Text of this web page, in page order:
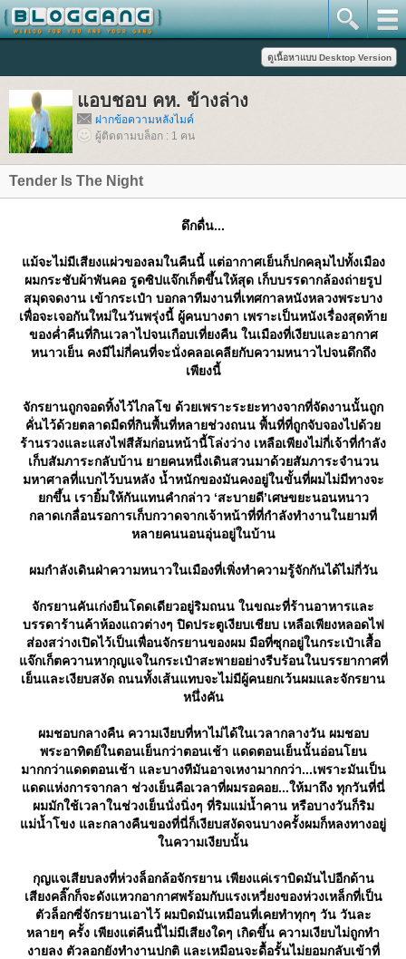
อบชอบ คห. ข้างล่าง
ฝากข้อความหลังไมค์
ผู้ติดตามบล็อก : 1 คน
Tender Is The Night
ดึกดื่น...
ม้จะไม่มีเสียงแผ่วของลมในคืนนี้ แต่อากาศเย็นก็ปกคลุมไปทั้งเมือง
ผมกระชับผ้าพันคอ รูดซิปแจ๊กเก็ตขึ้นให้สุด เก็บบรรดากล้องถ่ายรูป
สมุดจดงาน เข้ากระเป๋า บอกลาทีมงานที่เทศกาลหนังหลวงพระบาง
เพื่อจะเจอกันใหม่ในวันพรุ่งนี้ ผู้คนบางตา เพราะเป็นหนังเรื่องสุดท้า
ของค่ำคืนที่กินเวลาไปจนเกือบเที่ยงคืน ในเมืองที่เงียบและอากาศ
หนาวเย็น คงมีไม่กี่คนที่จะนั่งคลอเคลียกับความหนาวไปจนดึกถึง
เพียงนี้
จักรยานถูกจอดทิ้งไว้ไกลโข ด้วยเพราะระยะทางจากที่จัดงานนั้นถูก
คั่นไว้ด้วยตลาดมืดที่กินพื้นที่หลายช่วงถนน พื้นที่ที่ถูกจับจองไปด้ว
ร้านรวงและแสงไฟสีส้มก่อนหน้านี้โล่งว่าง เหลือเพียงไม่กี่เจ้าที่กำลัง
เก็บสัมภาระกลับบ้าน ยายคนหนึ่งเดินสวนมาด้วยสัมภาระจำนวน
มหาศาลที่แบกไว้บนหลัง น้ำหนักของมันคงอยู่ในขั้นที่ผมไม่มีทางจะ
กขึ้น เรายิ้มให้กันแทนคำกล่าว ‘สะบายดี’เศษขยะนอนหนาว
กลาดเกลื่อนรอการเก็บกวาดจากเจ้าหน้าที่ที่กำลังทำงานในยามที่
หลายคนนอนอุ่นอยู่ในบ้าน
ผมกำลังเดินฝ่าความหนาวในเมืองที่เพิ่งทำความรู้จักกันได้ไม่กี่วัน
จักรยานคันเก่งยืนโดดเดียวอยู่ริมถนน ในขณะที่ร้านอาหารและ
บรรดาร้านค้าห้องแถวต่างๆ ปิดประตูเงียบเชียบ เหลือเพียงหลอดไฟ
ส่องสว่างเปิดไว้เป็นเพื่อนจักรยานของผม มือที่ซุกอยู่ในกระเป๋าเสื้อ
จ๊กเก็ตควานหากุญแจในกระเป๋าสะพายอย่างรีบร้อนในบรรยากาศที่
เย็นและเงียบสงัด ถนนทั้งเส้นแทบจะไม่มีผู้คนยกเว้นผมและจักรยาน
หนึ่งคัน
ผมชอบกลางคืน ความเงียบที่หาไม่ได้ในเวลากลางวัน ผมชอบ
พระอาทิตย์ในตอนเย็นกว่าตอนเช้า แดดตอนเย็นนั้นอ่อนโยน
มากกว่าแดดตอนเช้า และบางทีมันอาจเหงามากกว่า...เพราะมันเป็น
ดดแห่งการจากลา ช่วงเย็นคือเวลาที่ผมรอคอย...ให้มาถึง ทุกวันที่นี่
ผมมักใช้เวลาในช่วงเย็นนั่งนิ่งๆ ที่ริมแม่น้ำคาน หรือบางวันก็ริม
ม่น้ำโขง และกลางคืนของที่นี่ก็เงียบสงัดจนบางครั้งผมก็หลงทางอยู่
นความเงียบนั้น
กุญแจเสียบลงที่ห่วงล็อกล้อจักรยาน เพียงแค่เราบิดมันไปอีกด้าน
เสียงคลิ๊กก็จะดังแหวกอากาศพร้อมกับแรงเหวี่ยงของห่วงเหล็กที่เป็น
ตัวล็อกซี่จักรยานเอาไว้ ผมบิดมันเหมือนที่เคยทำทุกๆ วัน วันละ
หลายๆ ครั้ง เพียงแต่คืนนี้ไม่มีเสียงใดๆ เกิดขึ้น ความเงียบไม่ถูกทำ
งายลง ตัวลอกยังทำงานปกติ และเหมือนจะดื้อรั้นไม่ยอมกลับเข้าที่